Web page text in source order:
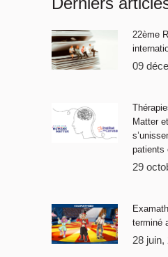
22ème
09
Matter
patients
29
terminé
28 juin,